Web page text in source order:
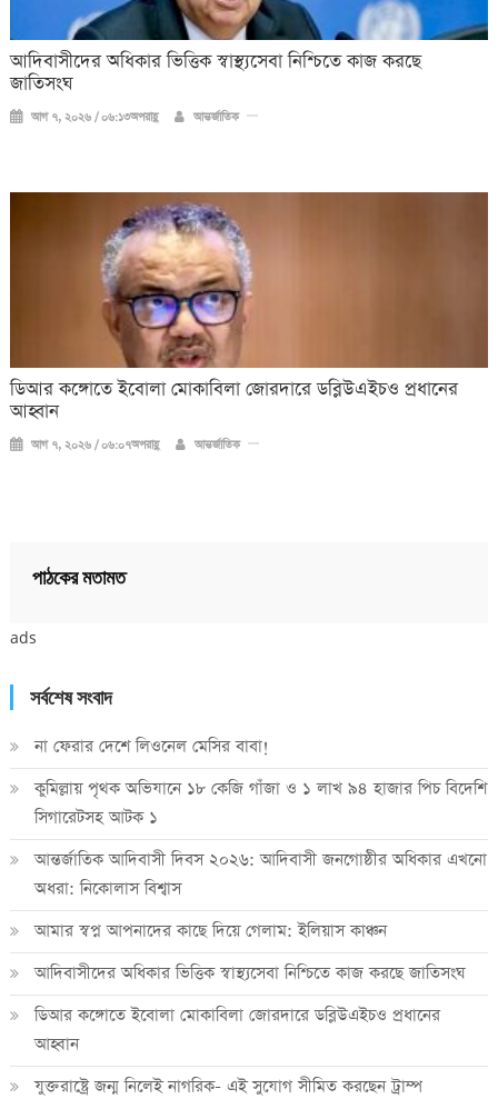
আদিবাসীদের অধিকার ভিত্তিক স্বাস্থ্যসেবা নিশ্চিতে কাজ করছে
জাতিসংঘ
আগ ৭, ২০২৬ / ০৬:১৩অপরাহ্ণ আন্তর্জাতিক
ডিআর কঙ্গোতে ইবোলা মোকাবিলা জোরদারে ডব্লিউএইচও প্রধানের
আহ্বান
আগ ৭, ২০২৬ / ০৬:০৭অপরাহ্ণ আন্তর্জাতিক
পাঠকের মতামত
ads
সর্বশেষ সংবাদ
না ফেরার দেশে লিওনেল মেসির বাবা!
কুমিল্লায় পৃথক অভিযানে ১৮ কেজি গাঁজা ও ১ লাখ ৯৪ হাজার পিচ বিদেশি
সিগারেটসহ আটক ১
আন্তর্জাতিক আদিবাসী দিবস ২০২৬: আদিবাসী জনগোষ্ঠীর অধিকার এখনো
অধরা: নিকোলাস বিশ্বাস
আমার স্বপ্ন আপনাদের কাছে দিয়ে গেলাম: ইলিয়াস কাঞ্চন
আদিবাসীদের অধিকার ভিত্তিক স্বাস্থ্যসেবা নিশ্চিতে কাজ করছে জাতিসংঘ
ডিআর কঙ্গোতে ইবোলা মোকাবিলা জোরদারে ডব্লিউএইচও প্রধানের
আহ্বান
যুক্তরাষ্ট্রে জন্ম নিলেই নাগরিক- এই সুযোগ সীমিত করছেন ট্রাম্প